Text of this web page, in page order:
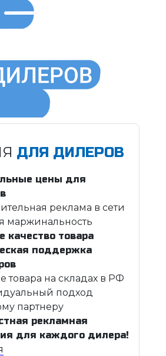
ДЛЯ ДИЛЕРОВ
цены для
реклама в сети
маржинальность
качество товара
поддержка
товара на складах в РФ
подход
партнеру
рекламная
для каждого дилера!